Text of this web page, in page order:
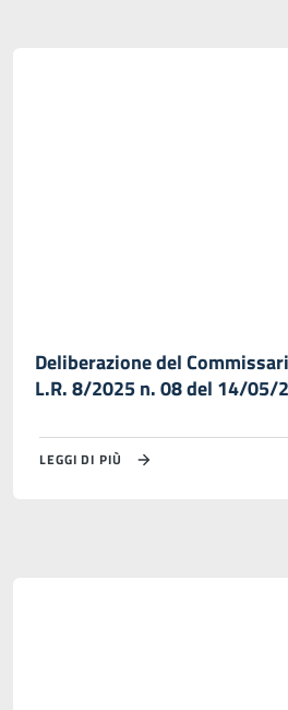
Deliberazione del
L.R. 8/2025 n. 08 del 14/05/
LEGGI DI PIÙ